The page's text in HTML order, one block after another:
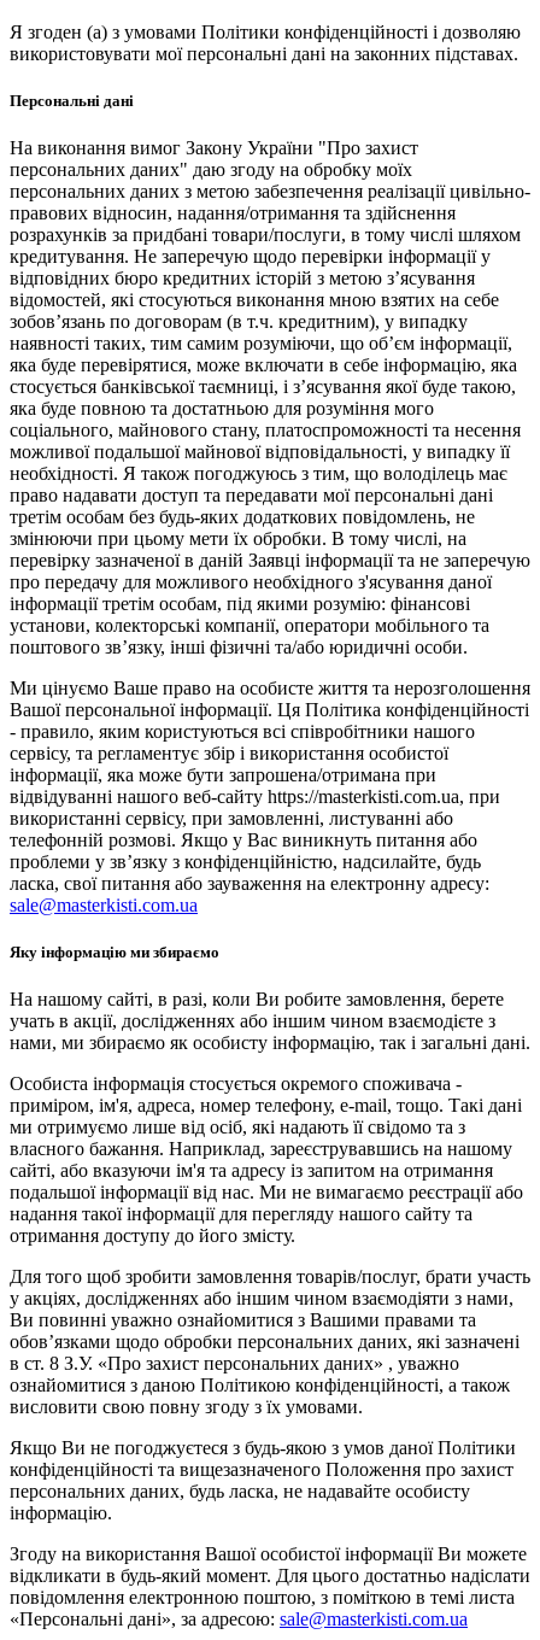
Я згоден (а) з умовами Політики конфіденційності і дозволяю
використовувати мої персональні дані на законних підставах.
Персональні дані
На виконання вимог Закону України "Про захист
персональних даних" даю згоду на обробку моїх
персональних даних з метою забезпечення реалізації цивільно-
правових відносин, надання/отримання та здійснення
розрахунків за придбані товари/послуги, в тому числі шляхом
кредитування. Не заперечую щодо перевірки інформації у
відповідних бюро кредитних історій з метою з’ясування
відомостей, які стосуються виконання мною взятих на себе
зобов’язань по договорам (в т.ч. кредитним), у випадку
наявності таких, тим самим розуміючи, що об’єм інформації,
яка буде перевірятися, може включати в себе інформацію, яка
стосується банківської таємниці, і з’ясування якої буде такою,
яка буде повною та достатньою для розуміння мого
соціального, майнового стану, платоспроможності та несення
можливої подальшої майнової відповідальності, у випадку її
необхідності. Я також погоджуюсь з тим, що володілець має
право надавати доступ та передавати мої персональні дані
третім особам без будь-яких додаткових повідомлень, не
змінюючи при цьому мети їх обробки. В тому числі, на
перевірку зазначеної в даній Заявці інформації та не заперечую
про передачу для можливого необхідного з'ясування даної
інформації третім особам, під якими розумію: фінансові
установи, колекторські компанії, оператори мобільного та
поштового зв’язку, інші фізичні та/або юридичні особи.
Ми цінуємо Ваше право на особисте життя та нерозголошення
Вашої персональної інформації. Ця Політика конфіденційності
- правило, яким користуються всі співробітники нашого
сервісу, та регламентує збір і використання особистої
інформації, яка може бути запрошена/отримана при
відвідуванні нашого веб-сайту https://masterkisti.com.ua, при
використанні сервісу, при замовленні, листуванні або
телефонній розмові. Якщо у Вас виникнуть питання або
проблеми у зв’язку з конфіденційністю, надсилайте, будь
ласка, свої питання або зауваження на електронну адресу:
sale@masterkisti.com.ua
Яку інформацію ми збираємо
На нашому сайті, в разі, коли Ви робите замовлення, берете
учать в акції, дослідженнях або іншим чином взаємодієте з
нами, ми збираємо як особисту інформацію, так і загальні дані.
Особиста інформація стосується окремого споживача -
приміром, ім'я, адреса, номер телефону, e-mail, тощо. Такі дані
ми отримуємо лише від осіб, які надають її свідомо та з
власного бажання. Наприклад, зареєструвавшись на нашому
сайті, або вказуючи ім'я та адресу із запитом на отримання
подальшої інформації від нас. Ми не вимагаємо реєстрації або
надання такої інформації для перегляду нашого сайту та
отримання доступу до його змісту.
Для того щоб зробити замовлення товарів/послуг, брати участь
у акціях, дослідженнях або іншим чином взаємодіяти з нами,
Ви повинні уважно ознайомитися з Вашими правами та
обов’язками щодо обробки персональних даних, які зазначені
в ст. 8 З.У. «Про захист персональних даних» , уважно
ознайомитися з даною Політикою конфіденційності, а також
висловити свою повну згоду з їх умовами.
Якщо Ви не погоджуєтеся з будь-якою з умов даної Політики
конфіденційності та вищезазначеного Положення про захист
персональних даних, будь ласка, не надавайте особисту
інформацію.
Згоду на використання Вашої особистої інформації Ви можете
відкликати в будь-який момент. Для цього достатньо надіслати
повідомлення електронною поштою, з поміткою в темі листа
«Персональні дані», за адресою: sale@masterkisti.com.ua